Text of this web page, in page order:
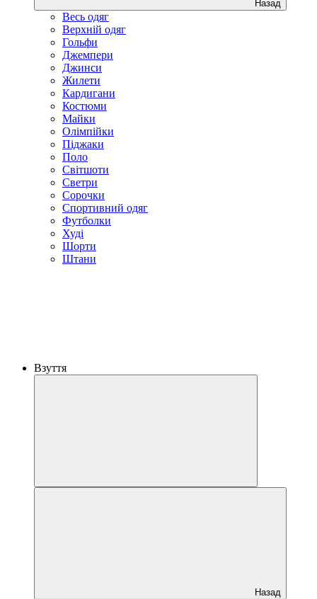
Назад
Весь одяг
Верхній одяг
Гольфи
Джемпери
Джинси
Жилети
Кардигани
Костюми
Майки
Олімпійки
Піджаки
Поло
Світшоти
Светри
Сорочки
Спортивний одяг
Футболки
Худі
Шорти
Штани
Взуття
Назад